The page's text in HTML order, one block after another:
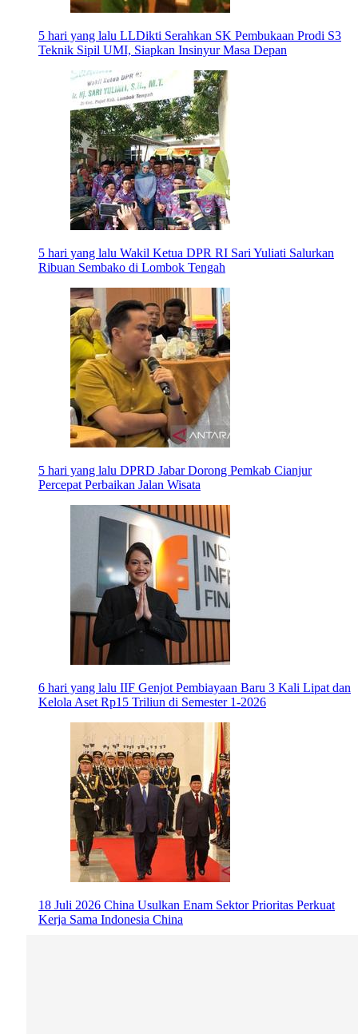
5 hari yang lalu LLDikti Serahkan SK Pembukaan Prodi S3
Teknik Sipil UMI, Siapkan Insinyur Masa Depan
5 hari yang lalu Wakil Ketua DPR RI Sari Yuliati Salurkan
Ribuan Sembako di Lombok Tengah
5 hari yang lalu DPRD Jabar Dorong Pemkab Cianjur
Percepat Perbaikan Jalan Wisata
6 hari yang lalu IIF Genjot Pembiayaan Baru 3 Kali Lipat dan
Kelola Aset Rp15 Triliun di Semester 1-2026
18 Juli 2026 China Usulkan Enam Sektor Prioritas Perkuat
Kerja Sama Indonesia China